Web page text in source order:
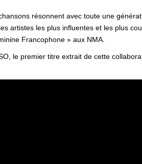
résonnent avec toute une
artistes les plus influentes et les plus
Francophone » aux NMA.
le premier titre extrait de cette